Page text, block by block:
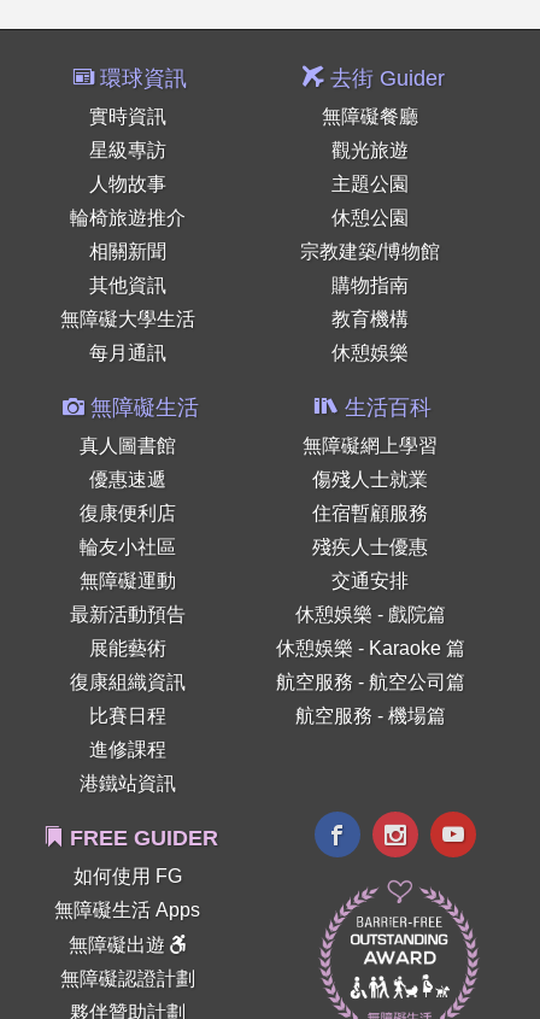
環球資訊
實時資訊
星級專訪
人物故事
輪椅旅遊推介
相關新聞
其他資訊
無障礙大學生活
每月通訊
去街 Guider
無障礙餐廳
觀光旅遊
主題公園
休憩公園
宗教建築/博物館
購物指南
教育機構
休憩娛樂
無障礙生活
真人圖書館
優惠速遞
復康便利店
輪友小社區
無障礙運動
最新活動預告
展能藝術
復康組織資訊
比賽日程
進修課程
港鐵站資訊
生活百科
無障礙網上學習
傷殘人士就業
住宿暫顧服務
殘疾人士優惠
交通安排
休憩娛樂 - 戲院篇
休憩娛樂 - Karaoke 篇
航空服務 - 航空公司篇
航空服務 - 機場篇
FREE GUIDER
如何使用 FG
無障礙生活 Apps
無障礙出遊
無障礙認證計劃
夥伴贊助計劃